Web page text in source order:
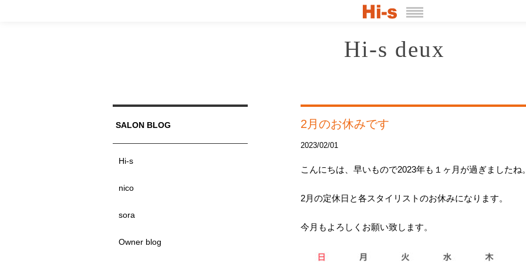
Hi-s deux
SALON BLOG
Hi-s
nico
sora
Owner blog
2月のお休みです
2023/02/01
こんにちは、早いもので2023年も１ヶ月が過ぎましたね
2月の定休日と各スタイリストのお休みになります。
今月もよろしくお願い致します。